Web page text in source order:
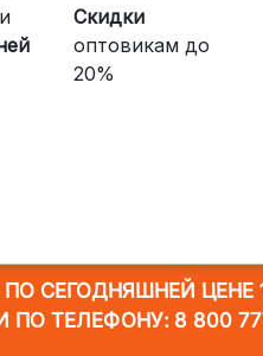
Скидки
оптовикам до
20%
СЕГОДНЯШНЕЙ ЦЕНЕ
ПО ТЕЛЕФОНУ: 8 800